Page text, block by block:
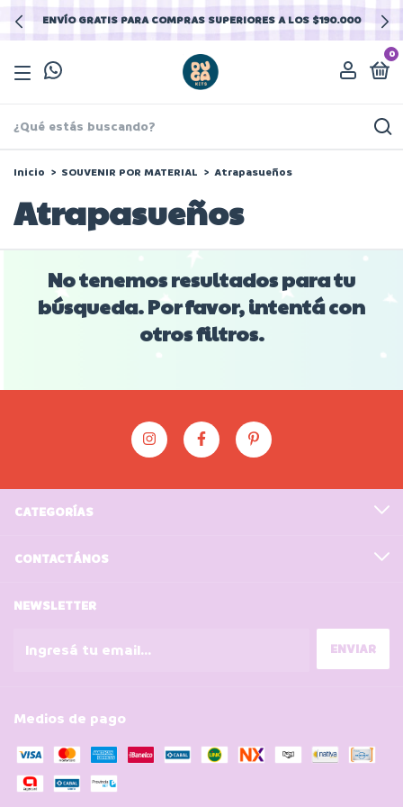
ENVÍO GRATIS PARA COMPRAS SUPERIORES A LOS $190.000
0
Inicio > SOUVENIR POR MATERIAL > Atrapasueños
Atrapasueños
No tenemos resultados para tu
búsqueda. Por favor, intentá con
otros filtros.
CATEGORÍAS
CONTACTÁNOS
NEWSLETTER
Medios de pago